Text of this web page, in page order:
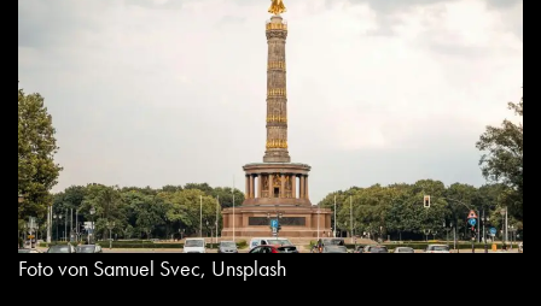
Foto von Samuel Svec, Unsplash